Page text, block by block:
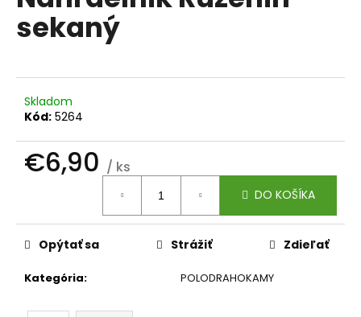
z
sekaný
Skladom
Kód: 5264
€6,90 / ks
DO KOŠÍKA
Kategória: POLODRAHOKAMY
Opýtať sa Strážiť Zdieľať
á
j
ť
?
d